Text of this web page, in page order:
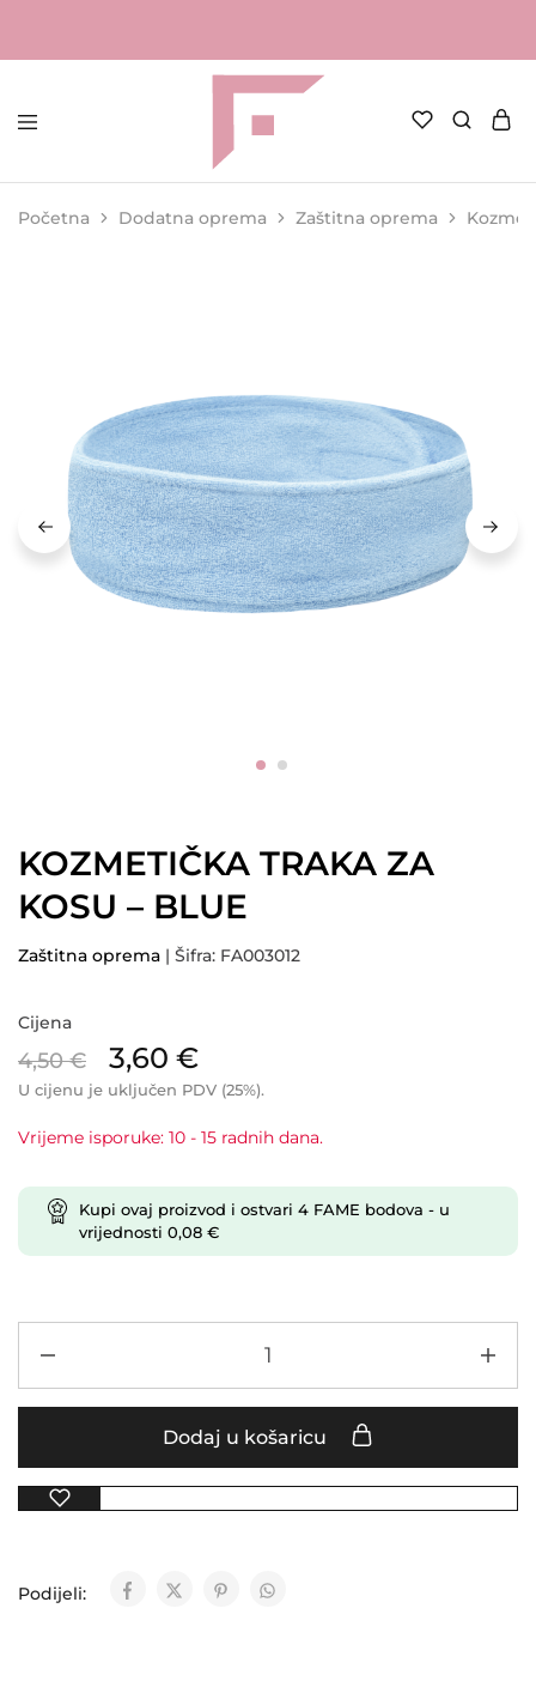
FAME
Profesionalna
za
kozmetičke
Početna Dodatna oprema Zaštitna oprema
KOZMETIČKA TRAKA ZA
KOSU – BLUE
Zaštitna oprema | Šifra: FA003012
Cijena
4,50€ 3,60 €
U cijenu je uključen PDV (25%).
Vrijeme isporuke: 10 - 15 radnih dana.
Kupi ovaj proizvod i ostvari 4 FAME bodova - u
vrijednosti 0,08 €
Dodaj u košaricu
Podijeli: